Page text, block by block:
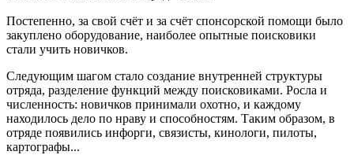
Постепенно, за свой счёт и за счёт спонсорской помощи было
закуплено оборудование, наиболее опытные поисковики
стали учить новичков.
Следующим шагом стало создание внутренней структуры
отряда, разделение функций между поисковиками. Росла и
численность: новичков принимали охотно, и каждому
находилось дело по нраву и способностям. Таким образом, в
отряде появились инфорги, связисты, кинологи, пилоты,
картографы...